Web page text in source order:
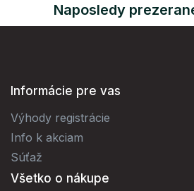
Naposledy
Informácie pre vas
Výhody registrácie
Info k akciam
Súťaž
Všetko o nákupe